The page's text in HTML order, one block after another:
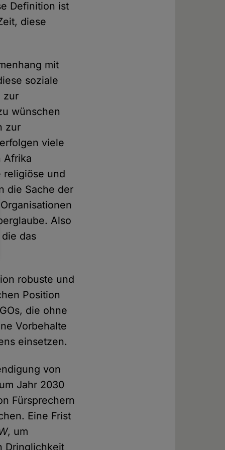
Definition ist
diese
mit
soziale
zur
wünschen
zur
viele
Afrika
religiöse und
die Sache der
Also
das
robuste und
Position
die ohne
Vorbehalte
einsetzen.
von
Jahr 2030
Fürsprechern
Eine Frist
, um
Dringlichkeit